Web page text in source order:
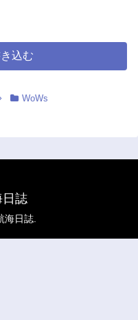
込む
WoWs
日誌
日誌.